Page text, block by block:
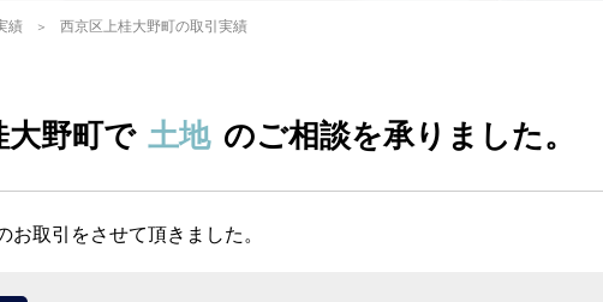
績 西京区上桂大野町の取引実績
大野町で 土地 のご相談を承りました。
お取引をさせて頂きました。